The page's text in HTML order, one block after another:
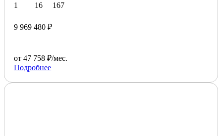
1
16
167
9 969 480 ₽
от 47 758 ₽/мес.
Подробнее